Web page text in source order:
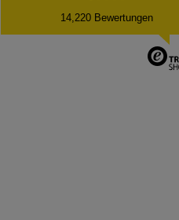
14,220 Bewertungen